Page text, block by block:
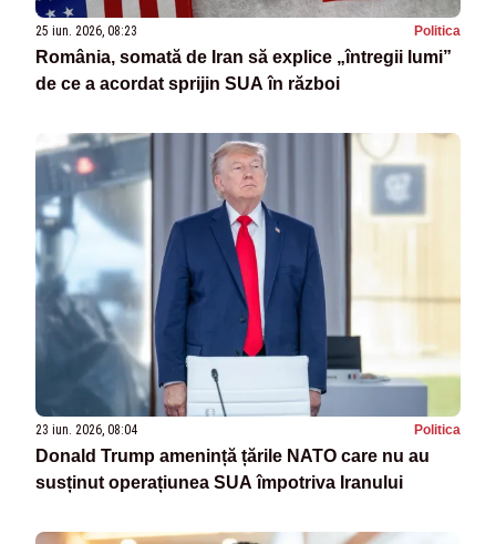
25 iun. 2026, 08:23 Politica
România, somată de Iran să explice „întregii lumi”
de ce a acordat sprijin SUA în război
23 iun. 2026, 08:04 Politica
Donald Trump amenință țările NATO care nu au
susținut operațiunea SUA împotriva Iranului